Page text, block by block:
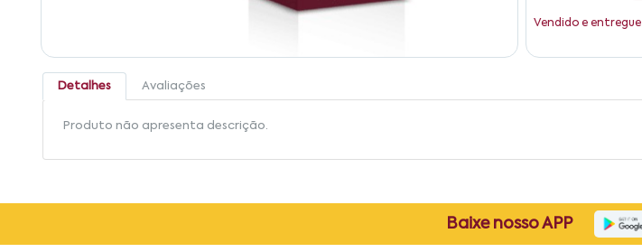
Vendido e
Detalhes Avaliações
Produto não apresenta descrição.
Baixe nosso APP